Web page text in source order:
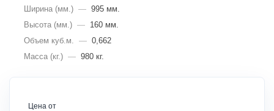
Ширина (мм.) — 995 мм.
Высота (мм.) — 160 мм.
Объем куб.м. — 0,662
Масса (кг.) — 980 кг.
Цена от